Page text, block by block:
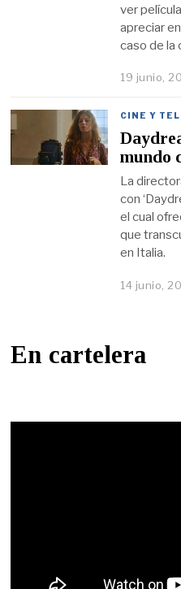
ver
apreciar
caso de la
19 junio,
CINE Y
mundo
La
con
el cual
que
en Italia.
14 junio,
En cartelera